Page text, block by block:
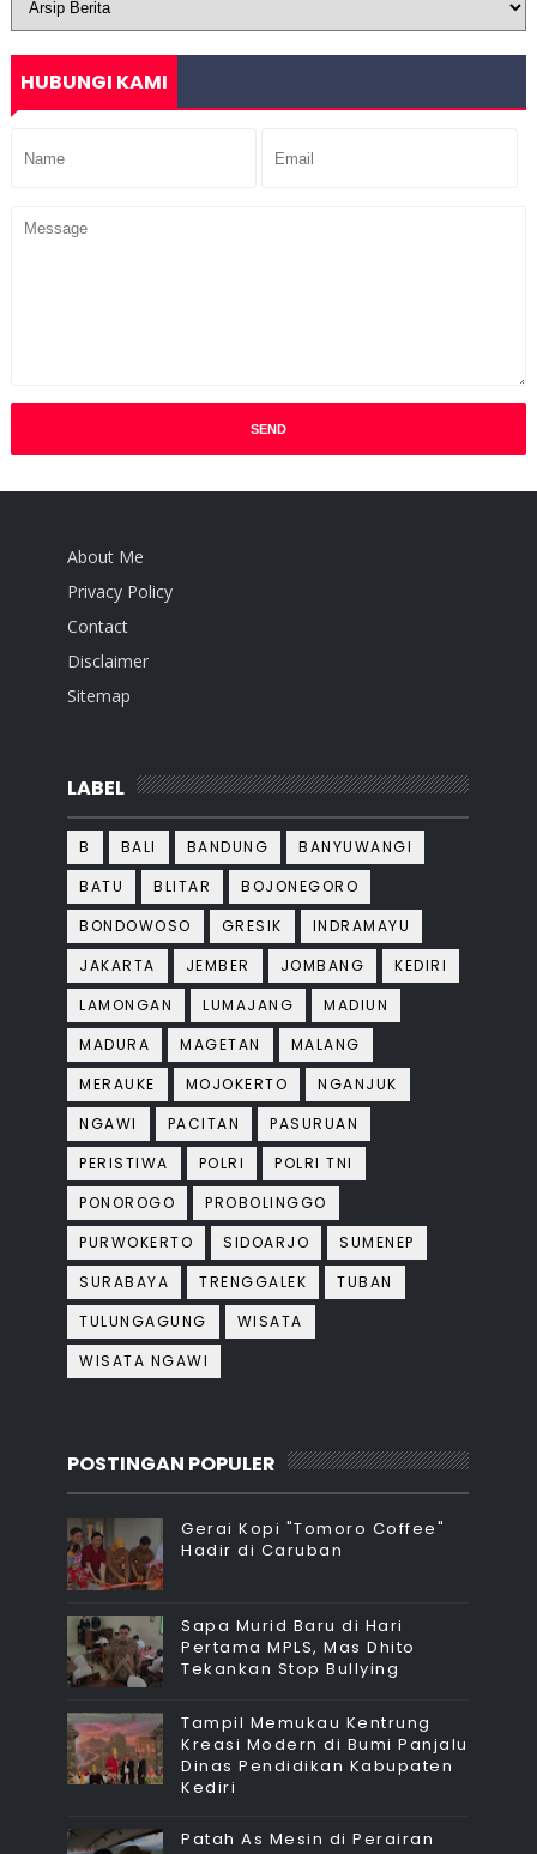
HUBUNGI KAMI
About Me
Privacy Policy
Contact
Disclaimer
Sitemap
LABEL
B BALI BANDUNG
BANYUWANGI
BATU
BLITAR
BOJONEGORO
BONDOWOSO
GRESIK
INDRAMAYU
JAKARTA
JEMBER JOMBANG
KEDIRI
LAMONGAN
LUMAJANG
MADIUN
MADURA
MAGETAN
MALANG
MERAUKE
MOJOKERTO
NGANJUK
NGAWI
PACITAN
PASURUAN
PERISTIWA
POLRI
POLRI TNI
PONOROGO
PROBOLINGGO
PURWOKERTO
SIDOARJO
SUMENEP
SURABAYA
TRENGGALEK
TUBAN
TULUNGAGUNG
WISATA
WISATA NGAWI
POSTINGAN POPULER
Gerai Kopi "Tomoro Coffee"
Hadir di Caruban
Sapa Murid Baru di Hari
Pertama MPLS, Mas Dhito
Tekankan Stop Bullying
Tampil Memukau Kentrung
Kreasi Modern di Bumi Panjalu
Dinas Pendidikan Kabupaten
Kediri
Patah As Mesin di Perairan